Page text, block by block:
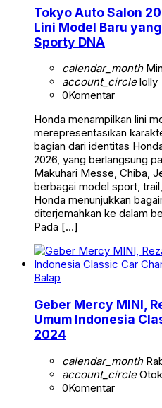
Tokyo Auto Salon
Lini Model Baru
Sporty DNA
calendar_month
account_circlelolly
0Komentar
Honda menampilkan lini
merepresentasikan
bagian dari identitas
2026, yang berlangsung
Makuhari Messe, Chiba,
berbagai model sport,
Honda menunjukkan
diterjemahkan ke dalam
Pada […]
Balap
Geber Mercy MINI,
Umum Indonesia
2024
calendar_month
account_circle
0Komentar